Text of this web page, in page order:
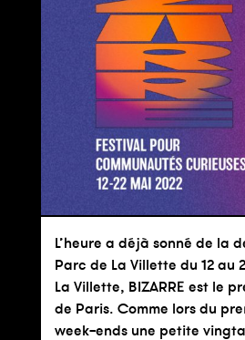
L’heure a déjà sonné de la
Parc de La Villette du 12
La Villette, BIZARRE est le
de Paris. Comme lors du
week-ends une petite